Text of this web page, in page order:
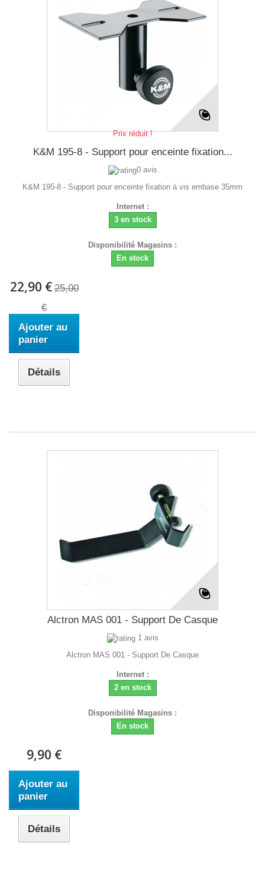
Prix réduit !
K&M 195-8 - Support pour enceinte fixation...
0 avis
K&M 195-8 - Support pour enceinte fixation à vis embase 35mm
Internet :
3 en stock
Disponibilité Magasins :
En stock
22,90 € 25,00
€
Ajouter au
panier
Détails
Alctron MAS 001 - Support De Casque
1 avis
Alctron MAS 001 - Support De Casque
Internet :
2 en stock
Disponibilité Magasins :
En stock
9,90 €
Ajouter au
panier
Détails